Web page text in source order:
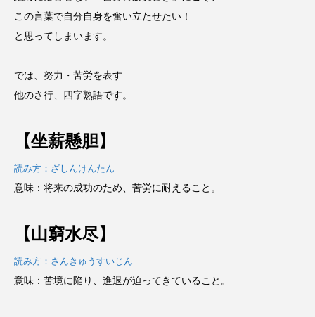
この言葉で自分自身を奮い立たせたい！
と思ってしまいます。
では、努力・苦労を表す
他のさ行、四字熟語です。
【坐薪懸胆】
読み方：ざしんけんたん
意味：将来の成功のため、苦労に耐えること。
【山窮水尽】
読み方：さんきゅうすいじん
意味：苦境に陥り、進退が迫ってきていること。